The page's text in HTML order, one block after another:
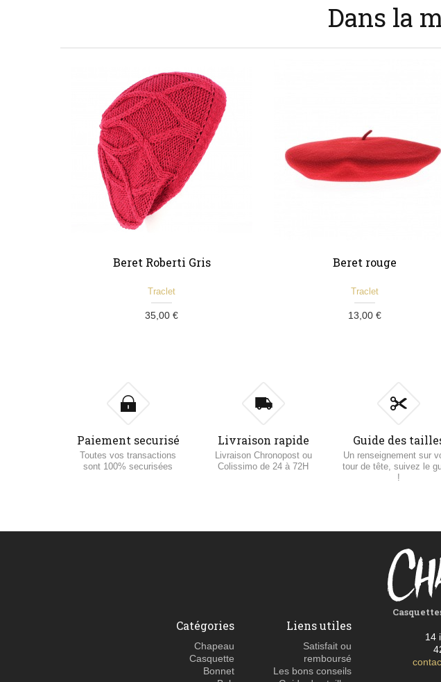
Dans la
Beret Roberti Gris
Traclet
35,00 €
Beret rouge
Traclet
13,00 €
Paiement securisé
Toutes vos transactions
sont 100% securisées
Livraison rapide
Livraison Chronopost ou
Colissimo de 24 à 72H
Guide des
Un renseignement sur
tour de tête, suivez le
!
Catégories
Chapeau
Casquette
Bonnet
Liens utiles
Satisfait ou
remboursé
Les bons conseils
14